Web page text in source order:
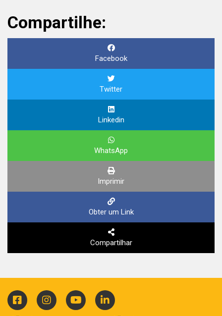
Compartilhe:
Facebook
Twitter
Linkedin
WhatsApp
Imprimir
Obter um Link
Compartilhar